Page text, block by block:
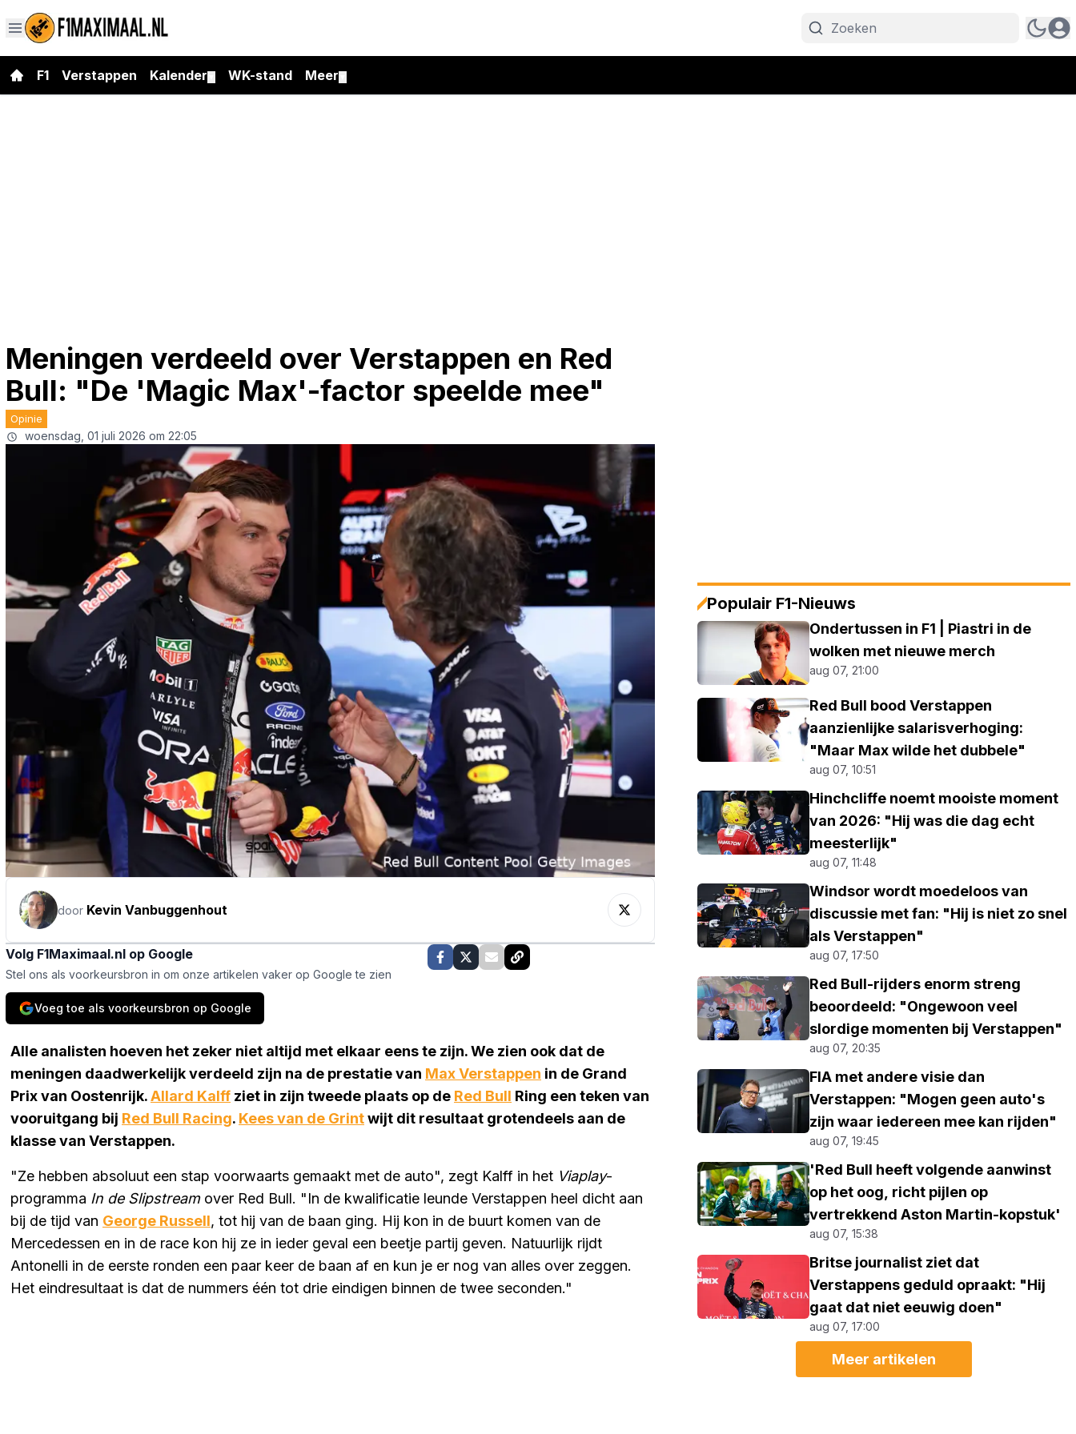
F1 Verstappen Kalender WK-stand Meer
Meningen verdeeld over Verstappen en Red
Bull: "De 'Magic Max'-factor speelde mee"
Opinie
woensdag, 01 juli 2026 om 22:05
door Kevin Vanbuggenhout
Volg F1Maximaal.nl op Google
Stel ons als voorkeursbron in om onze artikelen vaker op Google te zien
Voeg toe als voorkeursbron op Google
Alle analisten hoeven het zeker niet altijd met elkaar eens te zijn. We zien ook dat de
meningen daadwerkelijk verdeeld zijn na de prestatie van Max Verstappen in de Grand
Prix van Oostenrijk.Allard Kalff ziet in zijn tweede plaats op de Red Bull Ring een teken van
vooruitgang bij Red Bull Racing. Kees van de Grintwijt dit resultaat grotendeels aan de
klasse van Verstappen.
"Ze hebben absoluut een stap voorwaarts gemaakt met de auto", zegt Kalff in het Viaplay-
programma In de Slipstream over Red Bull. "In de kwalificatie leunde Verstappen heel dicht aan
bij de tijd van George Russell, tot hij van de baan ging. Hij kon in de buurt komen van de
Mercedessen en in de race kon hij ze in ieder geval een beetje partij geven. Natuurlijk rijdt
Antonelli in de eerste ronden een paar keer de baan af en kun je er nog van alles over zeggen.
Het eindresultaat is dat de nummers één tot drie eindigen binnen de twee seconden."
Populair F1-Nieuws
Ondertussen in F1 | Piastri in de
wolken met nieuwe merch
aug 07, 21:00
Red Bull bood Verstappen
aanzienlijke salarisverhoging:
"Maar Max wilde het dubbele"
aug 07, 10:51
Hinchcliffe noemt mooiste moment
van 2026: "Hij was die dag echt
meesterlijk"
aug 07, 11:48
Windsor wordt moedeloos van
discussie met fan: "Hij is niet zo snel
als Verstappen"
aug 07, 17:50
Red Bull-rijders enorm streng
beoordeeld: "Ongewoon veel
slordige momenten bij Verstappen"
aug 07, 20:35
FIA met andere visie dan
Verstappen: "Mogen geen auto's
zijn waar iedereen mee kan rijden"
aug 07, 19:45
'Red Bull heeft volgende aanwinst
op het oog, richt pijlen op
vertrekkend Aston Martin-kopstuk'
aug 07, 15:38
Britse journalist ziet dat
Verstappens geduld opraakt: "Hij
gaat dat niet eeuwig doen"
aug 07, 17:00
Meer artikelen